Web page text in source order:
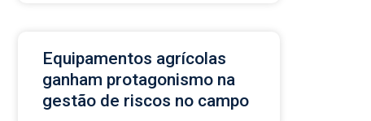
Equipamentos agrícolas
ganham protagonismo na
gestão de riscos no campo